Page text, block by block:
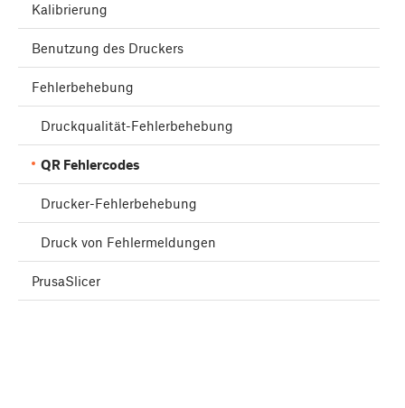
Kalibrierung
Benutzung des Druckers
Fehlerbehebung
Druckqualität-Fehlerbehebung
QR Fehlercodes
Drucker-Fehlerbehebung
Druck von Fehlermeldungen
PrusaSlicer